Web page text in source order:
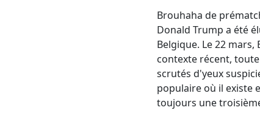
Brouhaha de
Donald Trump a été
Belgique. Le 22
contexte récent,
scrutés d'yeux
populaire où il existe
toujours une